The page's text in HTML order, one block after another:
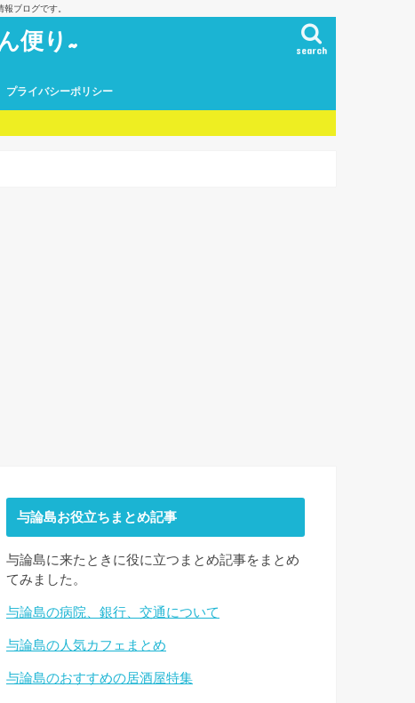
ブログです。
便り~ search
プライバシーポリシー
与論島お役立ちまとめ記事
与論島に来たときに役に立つまとめ記事をまとめ
てみました。
与論島の病院、銀行、交通について
与論島の人気カフェまとめ
与論島のおすすめの居酒屋特集